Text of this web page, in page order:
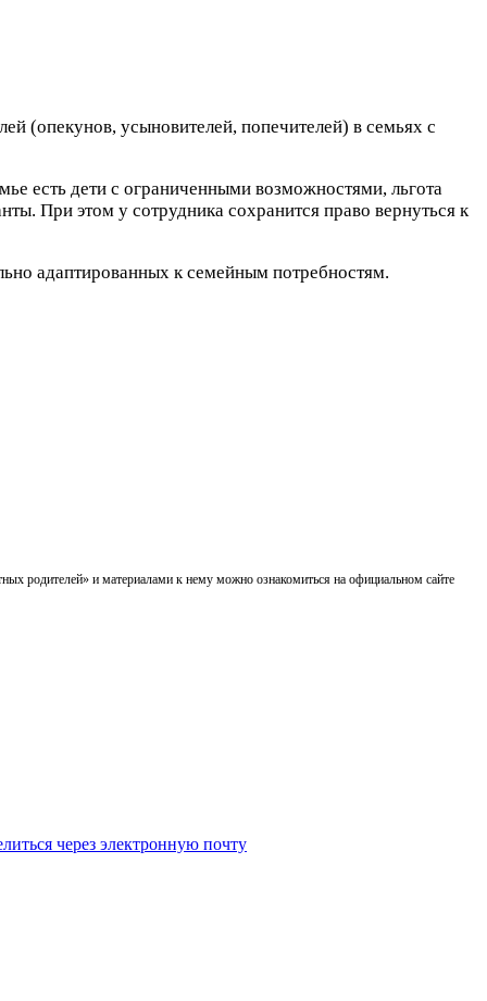
(опекунов, усыновителей, попечителей) в семьях с
есть дети с ограниченными возможностями, льгота
При этом у сотрудника сохранится право вернуться к
адаптированных к семейным потребностям.
родителей» и материалами к нему можно ознакомиться на официальном сайте
через электронную почту